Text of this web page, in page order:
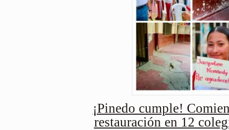
¡Pinedo cumple!
restauración en 12